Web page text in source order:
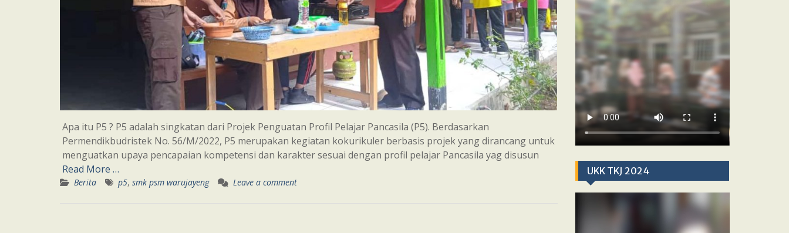
Apa itu P5 ? P5 adalah singkatan dari Projek Penguatan Profil Pelajar Pancasila (P5). Berdasarkan
Permendikbudristek No. 56/M/2022, P5 merupakan kegiatan kokurikuler berbasis projek yang dirancang untuk
menguatkan upaya pencapaian kompetensi dan karakter sesuai dengan profil pelajar Pancasila yag disusun
Read More …
Berita p5, smk psm warujayeng Leave a comment
UKK TKJ 2024